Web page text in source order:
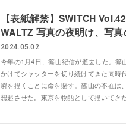
【表紙解禁】SWITCH
WALTZ 写真の夜明け、写真
2024.05.02
今年の1月4日、篠山紀信が逝去した。
かけてシャッターを切り続けてきた同時
瞬を描くことに命を賭す。篠山の不在は
想起させた。東京を物語として描いてき